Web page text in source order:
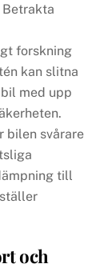
Betrakta
forskning
kan slitna
med upp
bilen svårare
till
och